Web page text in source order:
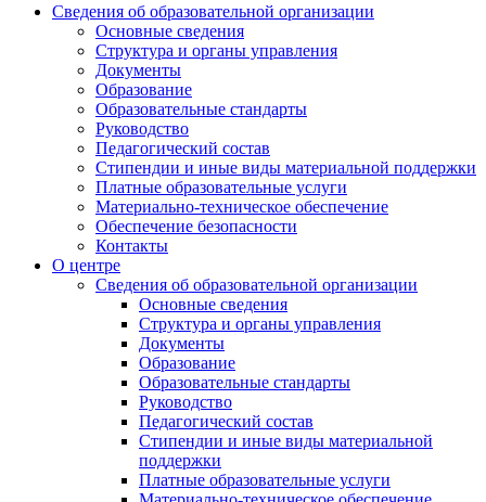
Сведения об образовательной организации
Основные сведения
Структура и органы управления
Документы
Образование
Образовательные стандарты
Руководство
Педагогический состав
Стипендии и иные виды материальной поддержки
Платные образовательные услуги
Материально-техническое обеспечение
Обеспечение безопасности
Контакты
О центре
Сведения об образовательной организации
Основные сведения
Структура и органы управления
Документы
Образование
Образовательные стандарты
Руководство
Педагогический состав
Стипендии и иные виды материальной
поддержки
Платные образовательные услуги